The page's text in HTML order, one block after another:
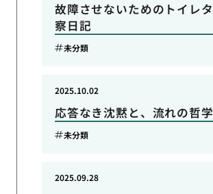
故障させないためのトイレ
察日記
未分類
応答なき沈黙と、流れの哲学
2025.10.02
未分類
2025.09.28